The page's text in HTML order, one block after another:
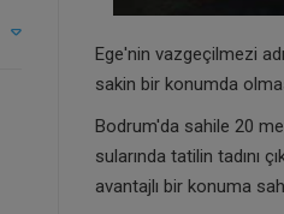
Ege'nin vazgeçilmezi
sakin bir konumda
Bodrum'da sahile 20
sularında tatilin tadını
avantajlı bir konuma